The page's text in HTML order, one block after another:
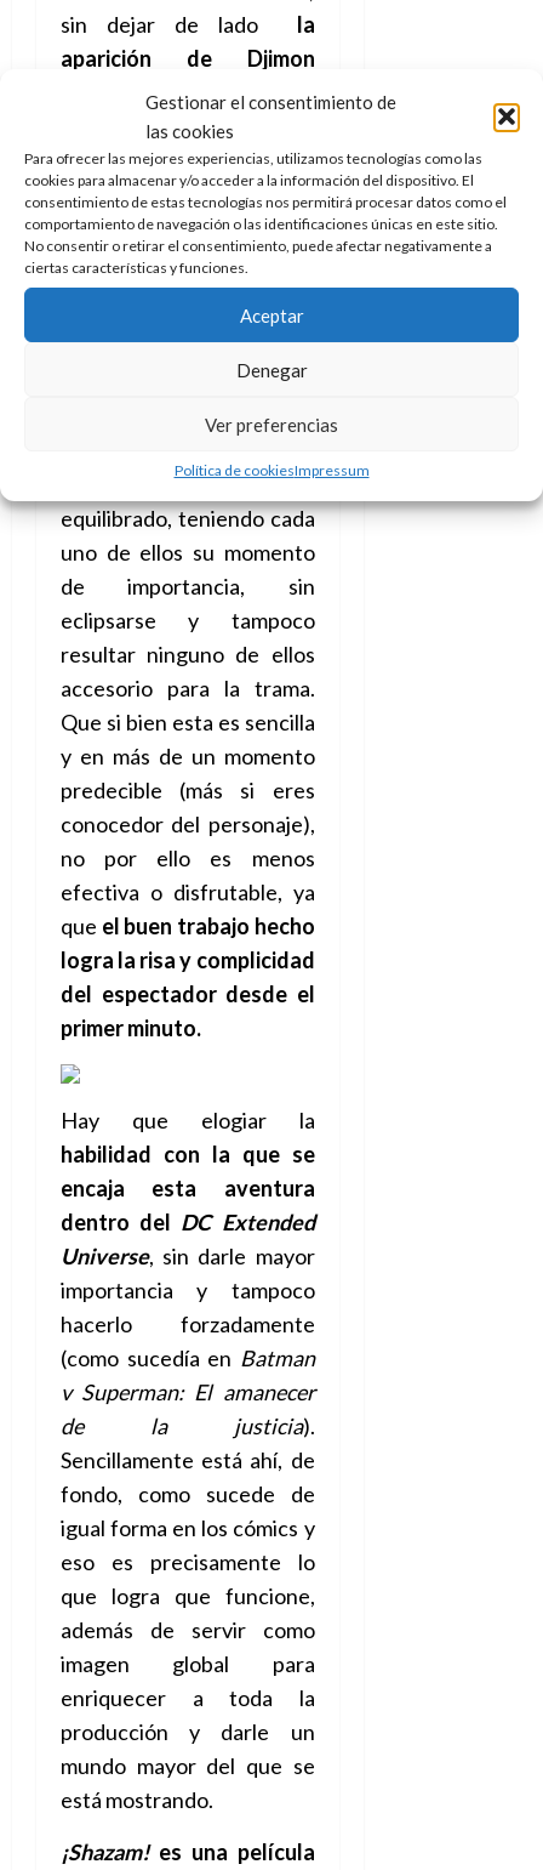
Gestionar el consentimiento de
las cookies
Para ofrecer las mejores experiencias, utilizamos tecnologías como las
cookies para almacenar y/o acceder a la información del dispositivo. El
consentimiento de estas tecnologías nos permitirá procesar datos como el
comportamiento de navegación o las identificaciones únicas en este sitio.
No consentir o retirar el consentimiento, puede afectar negativamente a
ciertas características y funciones.
Aceptar
Denegar
Ver preferencias
Política de cookiesImpressum
sin dejar de lado la
aparición de Djimon
Hounsou(bien conocido
por haber sido Juba en
Gladiator) que interpreta
al Mago que otorga sus
poderes al protagonista y
algran John Glover como
Sivana Sr.con una
actuación que está a su
habitual nivel de calidad.
Todos ellos componen un
que logra estar
equilibrado, teniendo cada
uno de ellos su momento
de importancia, sin
eclipsarse y tampoco
resultar ninguno de ellos
accesorio para la trama.
Que si bien esta es sencilla
y en más de un momento
predecible (más si eres
conocedor del personaje),
no por ello es menos
efectiva o disfrutable, ya
que el buen trabajo hecho
logra la risa y complicidad
del espectador desde el
primer minuto.
Hay que elogiar la
habilidad con la que se
encaja esta aventura
dentro del DC Extended
Universe, sin darle mayor
importancia y tampoco
hacerlo forzadamente
(como sucedía en Batman
v Superman: El amanecer
de la justicia).
Sencillamente está ahí, de
fondo, como sucede de
igual forma en los cómics y
eso es precisamente lo
que logra que funcione,
además de servir como
imagen global para
enriquecer a toda la
producción y darle un
mundo mayor del que se
está mostrando.
¡Shazam!es una película